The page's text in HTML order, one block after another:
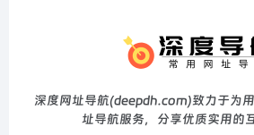
深度网址导航(deepdh.com)致力于为
址导航服务，分享优质实用的